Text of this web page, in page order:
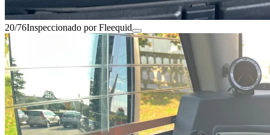
20/76Inspeccionado por Fleequid